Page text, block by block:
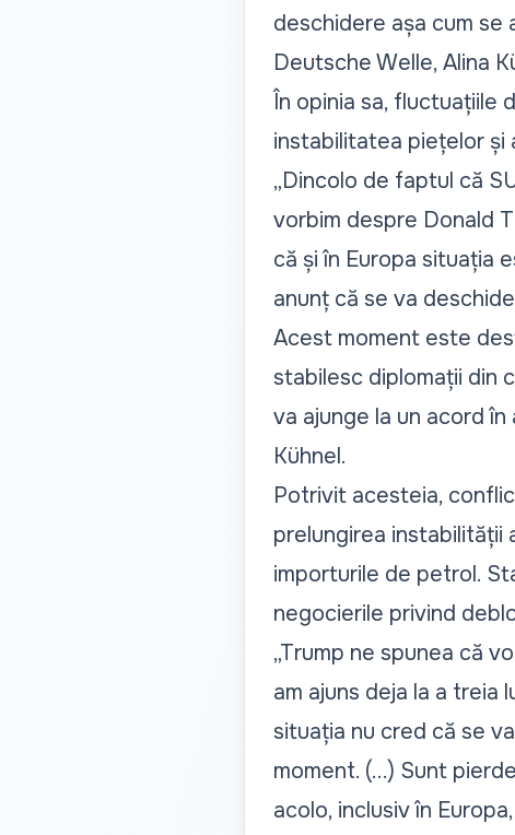
deschidere așa cum
Deutsche Welle, Alina
În opinia sa, fluctuațiile
instabilitatea piețelor și
„Dincolo de faptul că
vorbim despre Donald
că și în Europa situația
anunț că se va
Acest moment este
stabilesc diplomații din
va ajunge la un acord
Kühnel.
Potrivit acesteia,
prelungirea
importurile de petrol.
negocierile privind
„Trump ne spunea că
am ajuns deja la a treia
situația nu cred că se
moment. (...) Sunt
acolo, inclusiv în